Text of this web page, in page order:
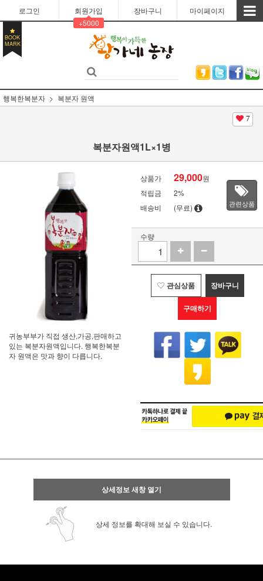
로그인
회원가입
+5000
장바구니 마이페이지
BOOK
MARK
행복한복분자 복분자 원액
7
복분자원액1L×1병
귀농부부가 직접 생산,가공,판매하고
있는 복분자원액입니다. 행복한복분
자 원액은 맛과 향이 다릅니다.
상품가 29,000원
적립금
2%
배송비
(무료) 관련상품
수량
관심상품 장바구니
구매하기
상세정보 새창 열기
상세 정보를 확대해 보실 수 있습니다.